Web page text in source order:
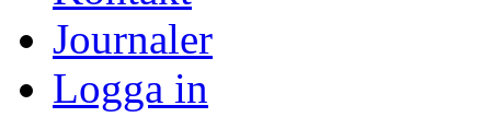
Journaler
Logga in